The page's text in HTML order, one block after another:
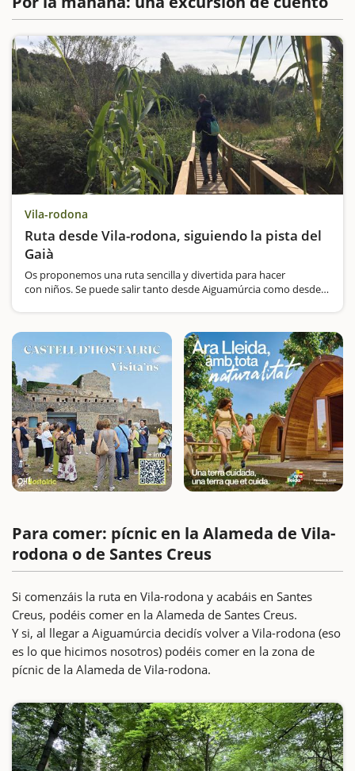
Vila-rodona
Ruta desde Vila-rodona, siguiendo la pista del
Gaià
Os proponemos una ruta sencilla y divertida para hacer
con niños. Se puede salir tanto desde Aiguamúrcia como desde
Para comer: pícnic en la Alameda de Vila-
rodona o de Santes Creus
Si comenzáis la ruta en Vila-rodona y acabáis en Santes
Creus, podéis comer en la Alameda de Santes Creus.
Y si, al llegar a Aiguamúrcia decidís volver a Vila-rodona (eso
es lo que hicimos nosotros) podéis comer en la zona de
pícnic de la Alameda de Vila-rodona.